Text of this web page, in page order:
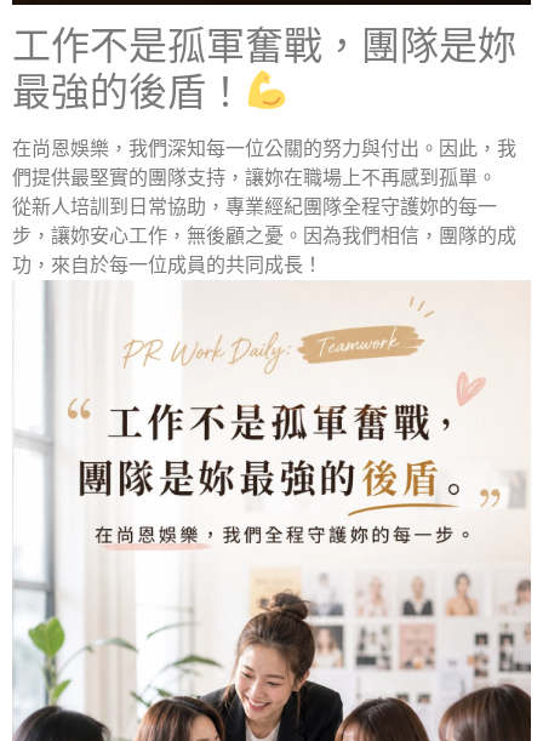
工作不是孤軍奮戰，團隊是妳
最強的後盾！
在尚恩娛樂，我們深知每一位公關的努力與付出。因此，我
們提供最堅實的團隊支持，讓妳在職場上不再感到孤單。
從新人培訓到日常協助，專業經紀團隊全程守護妳的每一
步，讓妳安心工作，無後顧之憂。因為我們相信，團隊的成
功，來自於每一位成員的共同成長！